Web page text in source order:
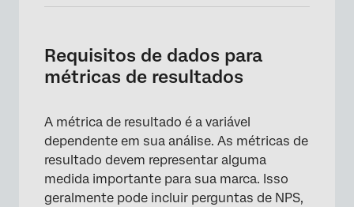
Requisitos de dados para
métricas de resultados
A métrica de resultado é a variável
dependente em sua análise. As métricas de
resultado devem representar alguma
medida importante para sua marca. Isso
geralmente pode incluir perguntas de NPS,